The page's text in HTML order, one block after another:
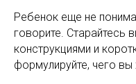
Ребенок еще не
говорите. Старайтесь
конструкциями и
формулируйте, чего вы